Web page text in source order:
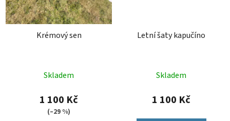
Krémový sen
Skladem
1 100 Kč
(–29 %)
Letní šaty kapučíno
Skladem
1 100 Kč